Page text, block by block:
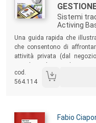
Sistemi
Activing
Sommario:
Una guida rapida che
che consentono di
attività privata (dal
cod.
564.114
Autori:
Fabio